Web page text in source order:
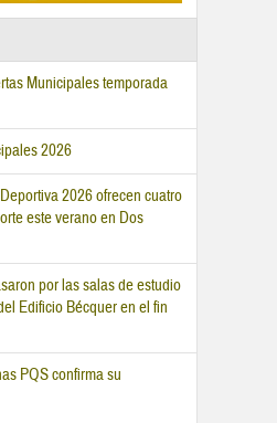
Municipales temporada
2026
2026 ofrecen cuatro
este verano en Dos
por las salas de estudio
Edificio Bécquer en el fin
PQS confirma su